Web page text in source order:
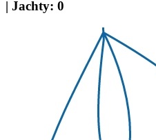
| Jachty: 0